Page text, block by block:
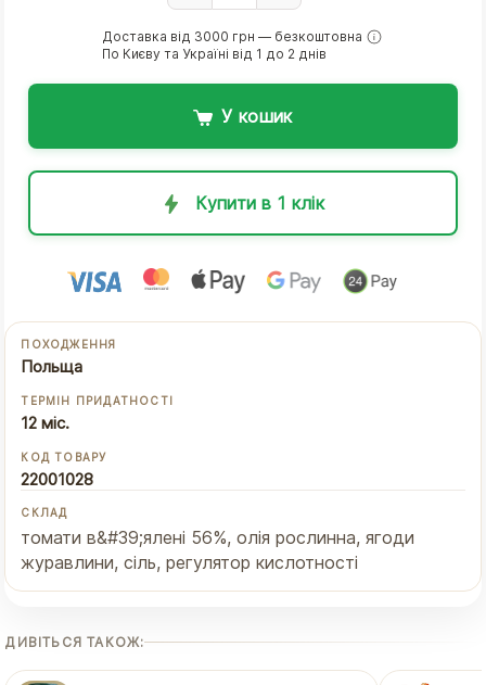
Доставка від 3000 грн — безкоштовна
По Києву та Україні від 1 до 2 днів
У кошик
Купити в 1 клік
ПОХОДЖЕННЯ
Польща
ТЕРМІН ПРИДАТНОСТІ
12 міс.
КОД ТОВАРУ
22001028
СКЛАД
томати в&#39;ялені 56%, олія рослинна, ягоди
журавлини, сіль, регулятор кислотності
ДИВІТЬСЯ ТАКОЖ: